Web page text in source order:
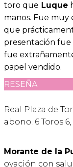
toro que Luque
manos. Fue muy
que
presentación fue
fue
papel vendido.
RESEÑA
Real Plaza de
abono. 6 Toros 6,
Morante de la
ovación con